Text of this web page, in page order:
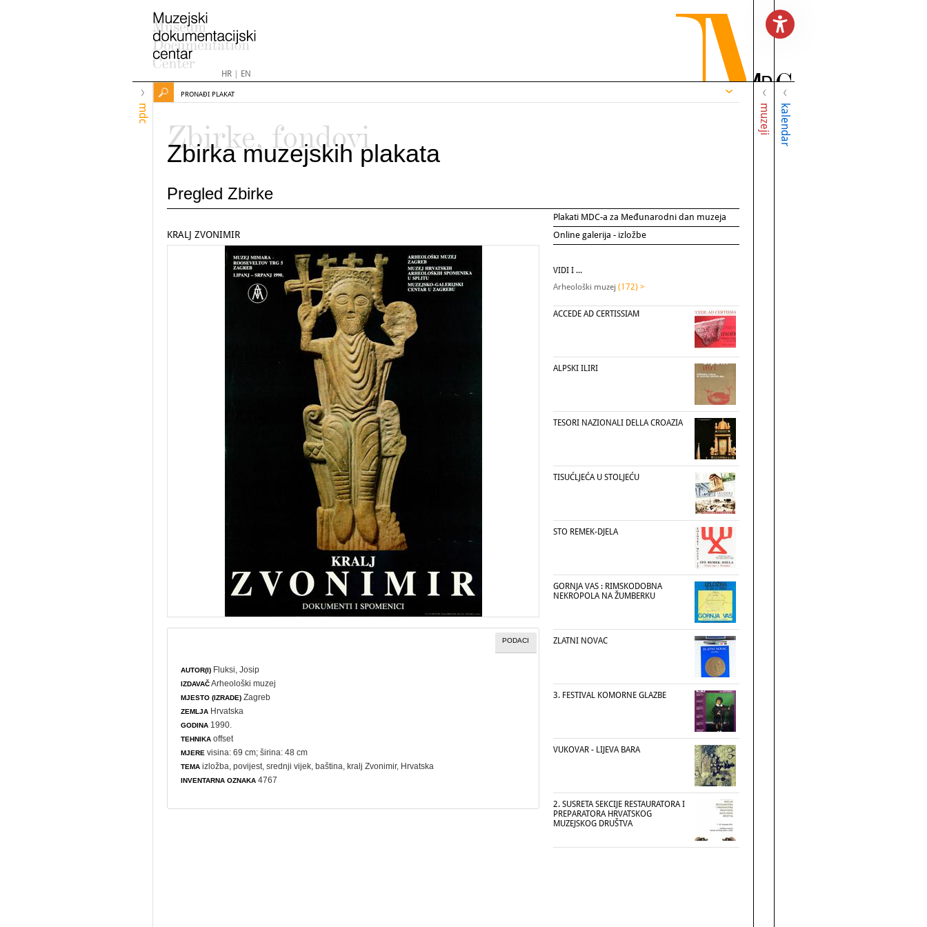
HR| EN
mdc muzeji kalendar
PRONAĐI PLAKAT
Zbirke, fondovi
Zbirka muzejskih plakata
Pregled Zbirke
Plakati MDC-a za Međunarodni dan muzeja
Online galerija - izložbe
KRALJ ZVONIMIR
PODACI
AUTOR(I) Fluksi, Josip
IZDAVAČArheološki muzej
MJESTO (IZRADE) Zagreb
ZEMLJA Hrvatska
GODINA 1990.
TEHNIKA offset
MJERE visina: 69 cm; širina: 48 cm
TEMA izložba ,povijest , srednji vijek,baština , kralj Zvonimir, Hrvatska
INVENTARNA OZNAKA 4767
VIDI I ...
Arheološki muzej (172) >
ACCEDE AD CERTISSIAM
ALPSKI ILIRI
TESORI NAZIONALI DELLA CROAZIA
TISUĆLJEĆA U STOLJEĆU
STO REMEK-DJELA
GORNJA VAS : RIMSKODOBNA
NEKROPOLA NA ŽUMBERKU
ZLATNI NOVAC
3. FESTIVAL KOMORNE GLAZBE
VUKOVAR - LIJEVA BARA
2. SUSRETA SEKCIJE RESTAURATORA I
PREPARATORA HRVATSKOG
MUZEJSKOG DRUŠTVA